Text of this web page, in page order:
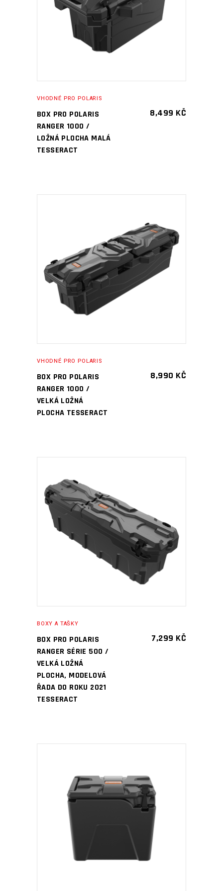
PŘIDAT DO KOŠÍKU
VHODNÉ PRO POLARIS
BOX PRO POLARIS
RANGER 1000 /
LOŽNÁ PLOCHA MALÁ
TESSERACT
8,499 KČ
PŘIDAT DO KOŠÍKU
VHODNÉ PRO POLARIS
BOX PRO POLARIS
RANGER 1000 /
VELKÁ LOŽNÁ
PLOCHA TESSERACT
8,990 KČ
PŘIDAT DO KOŠÍKU
BOXY A TAŠKY
BOX PRO POLARIS
RANGER SÉRIE 500 /
VELKÁ LOŽNÁ
PLOCHA, MODELOVÁ
ŘADA DO ROKU 2021
TESSERACT
7,299 KČ